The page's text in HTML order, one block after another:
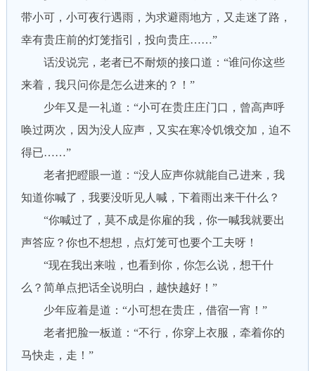
带小可，小可夜行遇雨，为求避雨地方，又走迷了路，
幸有贵庄前的灯笼指引，投向贵庄……”
话没说完，老者已不耐烦的接口道：“谁问你这些
来着，我只问你是怎么进来的？！”
少年又是一礼道：“小可在贵庄庄门口，曾高声呼
唤过两次，因为没人应声，又实在寒冷饥饿交加，迫不
得已……”
老者把瞪眼一道：“没人应声你就能自己进来，我
知道你喊了，我要没听见人喊，下着雨出来干什么？
“你喊过了，莫不成是你雇的我，你一喊我就要出
声答应？你也不想想，点灯笼可也要个工夫呀！
“现在我出来啦，也看到你，你怎么说，想干什
么？简单点把话全说明白，越快越好！”
少年应着是道：“小可想在贵庄，借宿一宵！”
老者把脸一板道：“不行，你穿上衣服，牵着你的
马快走，走！”